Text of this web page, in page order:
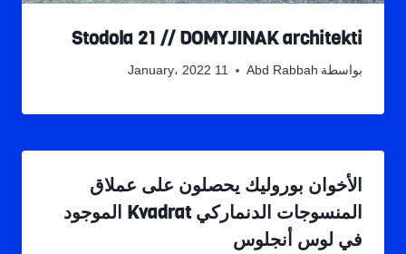
Stodola 21 // DOMYJINAK architekti
بواسطة Abd Rabbah 11 January، 2022
الأخوان بوروليك يحصلون على عملاق
المنسوجات الدنماركي Kvadrat الموجود
في لوس أنجلوس